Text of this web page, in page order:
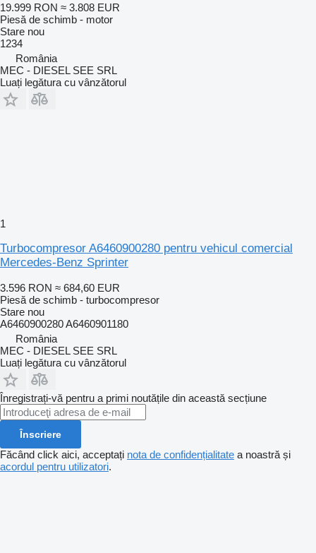
19.999 RON ≈ 3.808 EUR
Piesă de schimb - motor
Stare nou
1234
România
MEC - DIESEL SEE SRL
Luați legătura cu vânzătorul
1
Turbocompresor A6460900280 pentru vehicul comercial
Mercedes-Benz Sprinter
3.596 RON ≈ 684,60 EUR
Piesă de schimb - turbocompresor
Stare nou
A6460900280 A6460901180
România
MEC - DIESEL SEE SRL
Luați legătura cu vânzătorul
Înregistrați-vă pentru a primi noutățile din această secțiune
Înscriere
Făcând click aici, acceptați nota de confidențialitate a noastră și
acordul pentru utilizatori.